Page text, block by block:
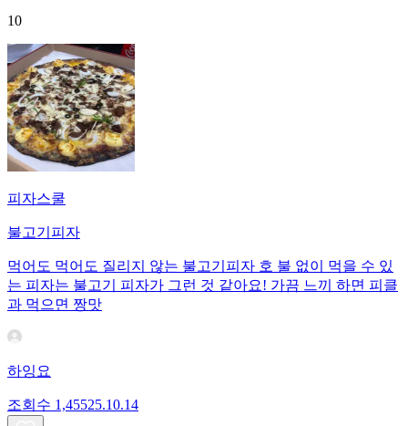
10
피자스쿨
불고기피자
먹어도 먹어도 질리지 않는 불고기피자 호 불 없이 먹을 수 있
는 피자는 불고기 피자가 그런 것 같아요! 가끔 느끼 하면 피클
과 먹으면 짱맛
하잉요
조회수 1,45525.10.14